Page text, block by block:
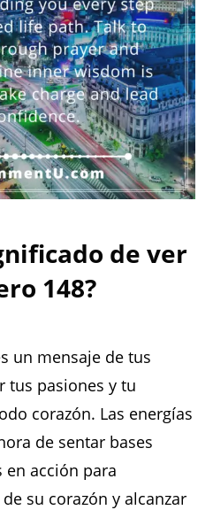
de ver
148?
un mensaje de tus
tus pasiones y tu
corazón. Las energías
de sentar bases
en acción para
su corazón y alcanzar